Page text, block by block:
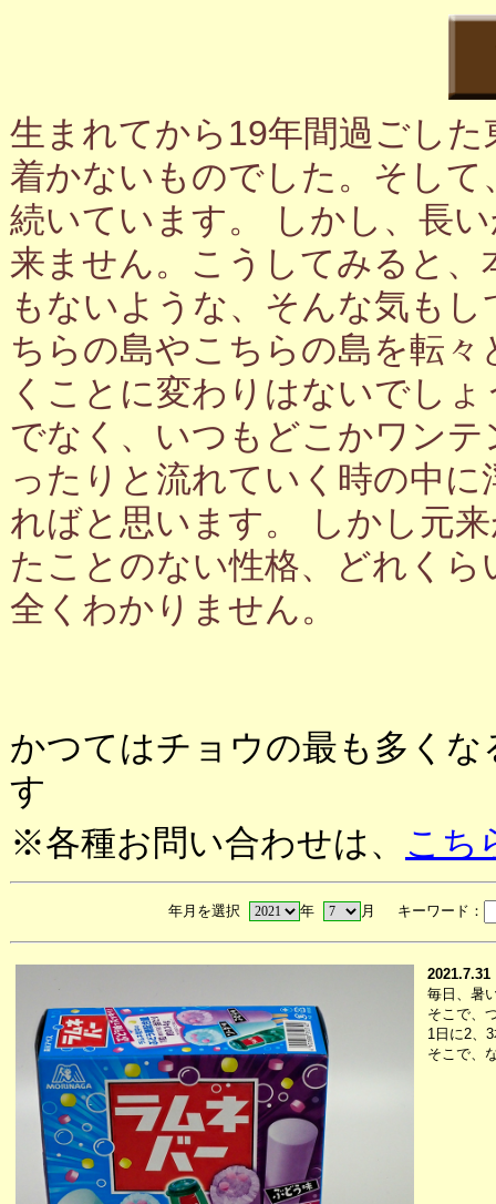
生まれてから19年間過ごし
着かないものでした。そし
続いています。 しかし、長
来ません。こうしてみると
もないような、そんな気も
ちらの島やこちらの島を転
くことに変わりはないでし
でなく、いつもどこかワン
ったりと流れていく時の中
ればと思います。 しかし元
たことのない性格、どれく
全くわかりません。
かつてはチョウの最も多く
す
※各種お問い合わせは、 こち
年月を選択 年 月 キーワード：
2021.7.31
毎日、暑
そこで、
1日に2、
そこで、